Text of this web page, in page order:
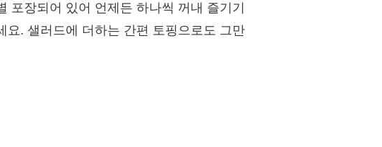
장되어 있어 언제든 하나씩 꺼내 즐기기
. 샐러드에 더하는 간편 토핑으로도 그만